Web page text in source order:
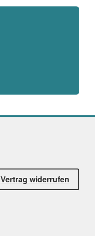
Vertrag widerrufen